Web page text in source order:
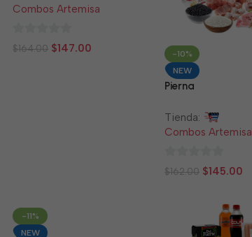
Combos Artemisa
0
$164.00 $147.00
-10%
NEW
Pierna
Tienda:
Combos Artemisa
0
$162.00 $145.00
-11%
NEW